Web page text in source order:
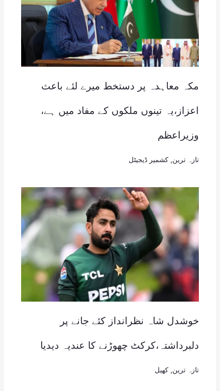
مکہ معاہدہ پر دستخط میرے لئے باعث
اعزاز،یہ تینوں ملکوں کے مفاد میں ہے،
وزیراعظم
تازہ ترین کشمیر ڈیجیٹل
خوشدل شاہ نظرانداز کئے جانے پر
دلبرداشتہ،کرکٹ چھوڑنے کا عندیہ دیدیا
تازہ ترین کھیل